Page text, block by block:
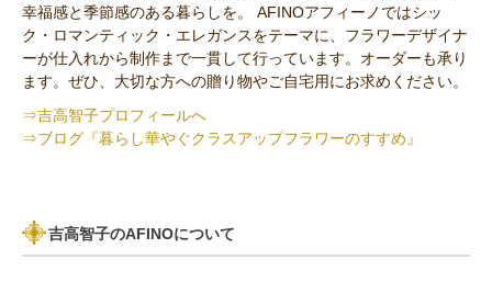
幸福感と季節感のある暮らしを。 AFINOアフィーノではシッ
ク・ロマンティック・エレガンスをテーマに、フラワーデザイナ
ーが仕入れから制作まで一貫して行っています。オーダーも承り
ます。ぜひ、大切な方への贈り物やご自宅用にお求めください。
⇒吉高智子プロフィールへ
⇒ブログ『暮らし華やぐクラスアップフラワーのすすめ』
吉高智子のAFINOについて